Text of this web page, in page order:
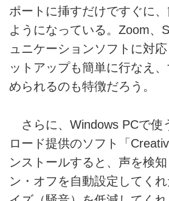
ポートに挿すだけですぐに
ようになっている。Zoom、
ュニケーションソフトに対
ットアップも簡単に行なえ
められるのも特徴だろう。
さらに、Windows PCで使
ロード提供のソフト「
ンストールすると、声を検
ン・オフを自動設定してく